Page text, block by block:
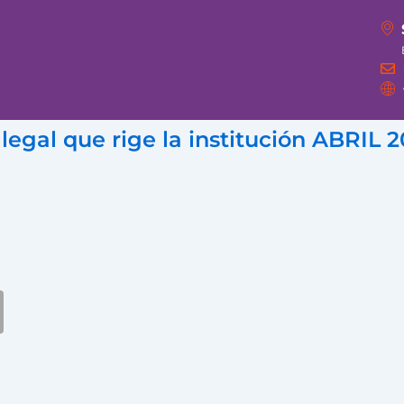
que rige la institución ABRIL